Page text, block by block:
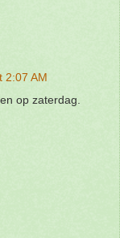
2:07 AM
op zaterdag.